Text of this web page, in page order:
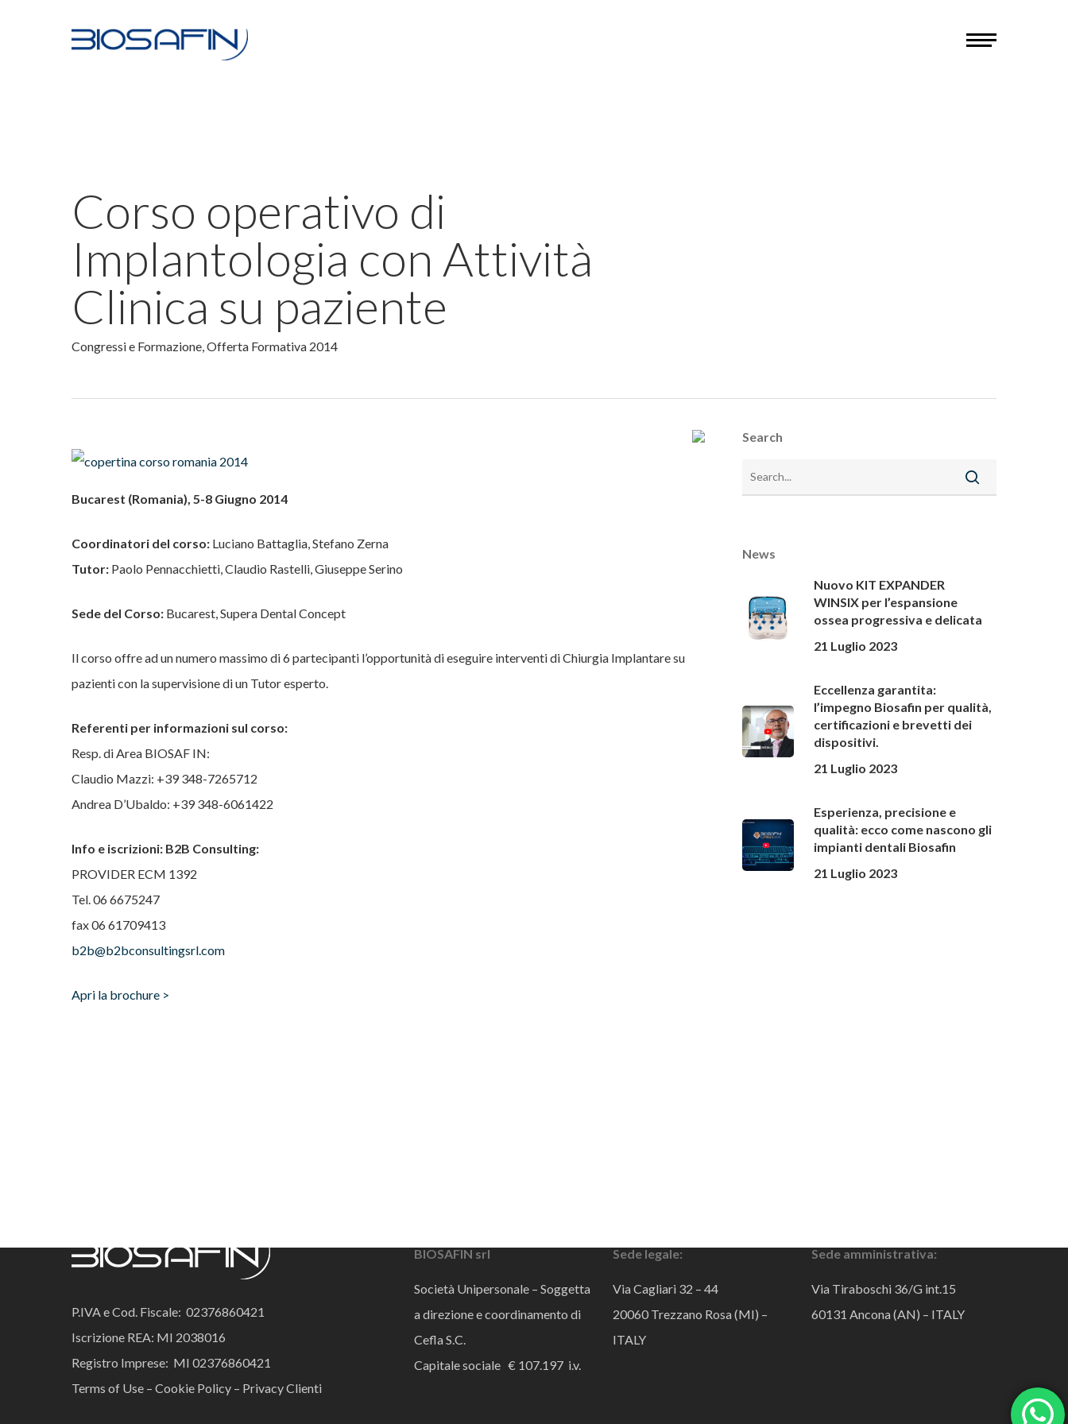
Menu
Corso operativo di
Implantologia con Attività
Clinica su paziente
Congressi e Formazione,Offerta Formativa 2014
Bucarest (Romania), 5-8 Giugno 2014
Coordinatori del corso: Luciano Battaglia, Stefano Zerna
Tutor: Paolo Pennacchietti, Claudio Rastelli, Giuseppe Serino
Sede del Corso: Bucarest, Supera Dental Concept
Il corso offre ad un numero massimo di 6 partecipanti l’opportunità di eseguire interventi di Chiurgia Implantare su
pazienti con la supervisione di un Tutor esperto.
Referenti per informazioni sul corso:
Resp. di Area BIOSAF IN:
Claudio Mazzi: +39 348-7265712
Andrea D’Ubaldo: +39 348-6061422
Info e iscrizioni: B2B Consulting:
PROVIDER ECM 1392
Tel. 06 6675247
fax 06 61709413
b2b@b2bconsultingsrl.com
Apri la brochure >
Search
News
Nuovo KIT EXPANDER
WINSIX per l’espansione
ossea progressiva e delicata
21 Luglio 2023
Eccellenza garantita:
l’impegno Biosafin per qualità,
certificazioni e brevetti dei
dispositivi.
21 Luglio 2023
Esperienza, precisione e
qualità: ecco come nascono gli
impianti dentali Biosafin
21 Luglio 2023
P.IVA e Cod. Fiscale: 02376860421
Iscrizione REA: MI 2038016
Registro Imprese: MI 02376860421
Terms of Use – Cookie Policy – Privacy Clienti
BIOSAFIN srl
Società Unipersonale – Soggetta
a direzione e coordinamento di
Cefla S.C.
Capitale sociale € 107.197 i.v.
Sede legale:
Via Cagliari 32 – 44
20060 Trezzano Rosa (MI) –
ITALY
Sede amministrativa:
Via Tiraboschi 36/G int.15
60131 Ancona (AN) – ITALY